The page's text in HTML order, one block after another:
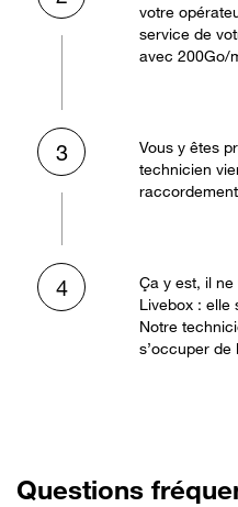
votre
service de
avec 200Go/
3
Vous y êtes
technicien
4
Ça y est, il
Livebox : elle
Notre
s’occuper de
Questions